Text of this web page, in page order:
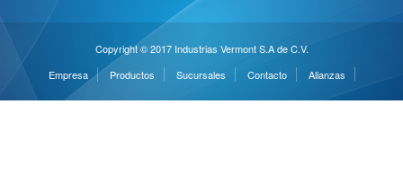
Copyright © 2017 Industrias Vermont S.A de C.V.
Empresa
Productos Sucursales Contacto Alianzas